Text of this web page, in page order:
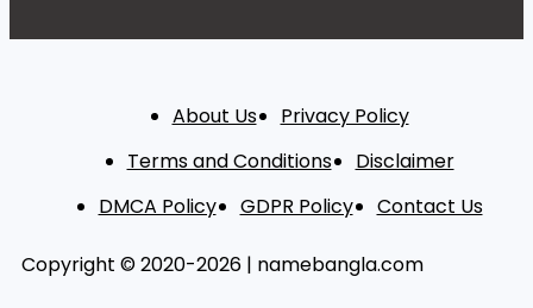
About Us
Privacy Policy
Terms and Conditions
Disclaimer
DMCA Policy
GDPR Policy Contact Us
Copyright © 2020-2026 | namebangla.com